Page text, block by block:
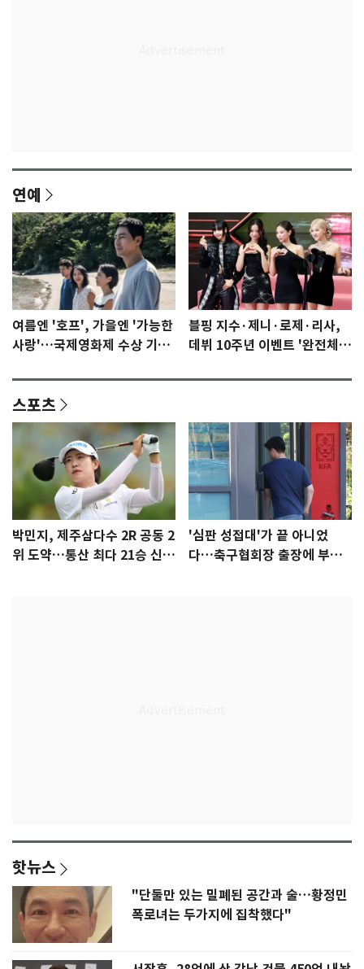
연예
여름엔 '호프', 가을엔 '가능한
사랑'…국제영화제 수상 기대
블핑 지수·제니·로제·리사,
데뷔 10주년 이벤트 '완전체'
스포츠
박민지, 제주삼다수 2R 공동 2
위 도약…통산 최다 21승 신기
'심판 성접대'가 끝 아니었
다…축구협회장 출장에 부인
핫뉴스
"단둘만 있는 밀폐된 공간과 술…황정민
폭로녀는 두가지에 집착했다"